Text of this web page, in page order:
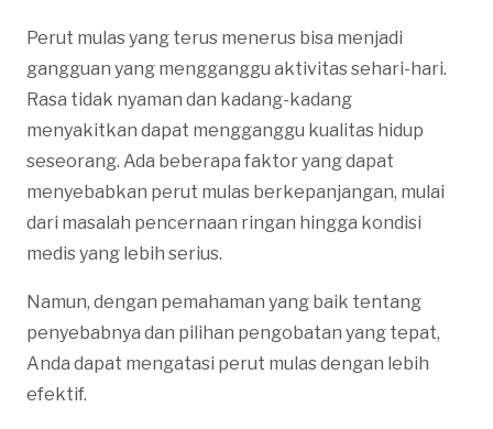
Perut mulas yang terus menerus bisa menjadi
gangguan yang mengganggu aktivitas sehari-hari.
Rasa tidak nyaman dan kadang-kadang
menyakitkan dapat mengganggu kualitas hidup
seseorang. Ada beberapa faktor yang dapat
menyebabkan perut mulas berkepanjangan, mulai
dari masalah pencernaan ringan hingga kondisi
medis yang lebih serius.
Namun, dengan pemahaman yang baik tentang
penyebabnya dan pilihan pengobatan yang tepat,
Anda dapat mengatasi perut mulas dengan lebih
efektif.